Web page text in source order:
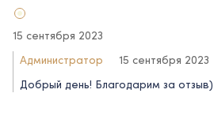
15 сентября 2023
Администратор
15 сентября 2023
Добрый день! Благодарим за отзыв)